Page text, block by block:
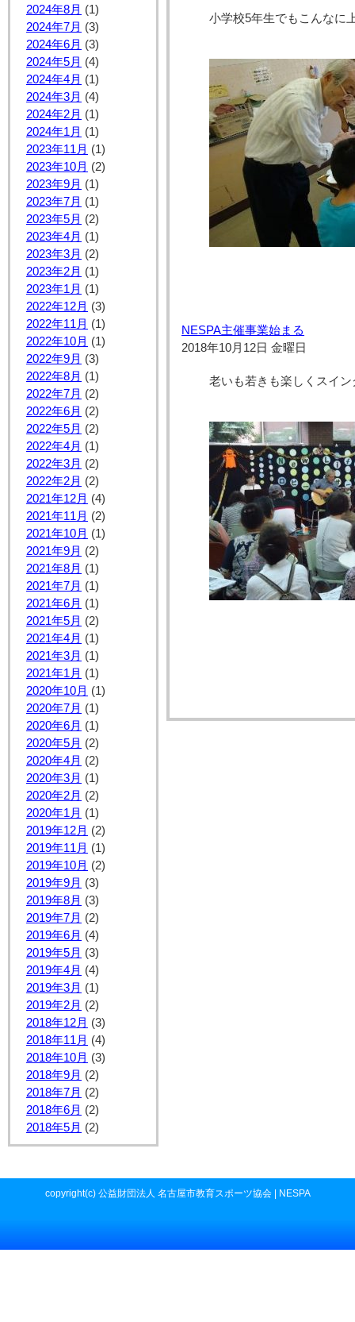
2024年8月 (1)
2024年7月 (3)
2024年6月 (3)
2024年5月 (4)
2024年4月 (1)
2024年3月 (4)
2024年2月 (1)
2024年1月 (1)
2023年11月 (1)
2023年10月 (2)
2023年9月 (1)
2023年7月 (1)
2023年5月 (2)
2023年4月 (1)
2023年3月 (2)
2023年2月 (1)
2023年1月 (1)
2022年12月 (3)
2022年11月 (1)
2022年10月 (1)
2022年9月 (3)
2022年8月 (1)
2022年7月 (2)
2022年6月 (2)
2022年5月 (2)
2022年4月 (1)
2022年3月 (2)
2022年2月 (2)
2021年12月 (4)
2021年11月 (2)
2021年10月 (1)
2021年9月 (2)
2021年8月 (1)
2021年7月 (1)
2021年6月 (1)
2021年5月 (2)
2021年4月 (1)
2021年3月 (1)
2021年1月 (1)
2020年10月 (1)
2020年7月 (1)
2020年6月 (1)
2020年5月 (2)
2020年4月 (2)
2020年3月 (1)
2020年2月 (2)
2020年1月 (1)
2019年12月 (2)
2019年11月 (1)
2019年10月 (2)
2019年9月 (3)
2019年8月 (3)
2019年7月 (2)
2019年6月 (4)
2019年5月 (3)
2019年4月 (4)
2019年3月 (1)
2019年2月 (2)
2018年12月 (3)
2018年11月 (4)
2018年10月 (3)
2018年9月 (2)
2018年7月 (2)
2018年6月 (2)
2018年5月 (2)
小学校5年生でもこんなに
NESPA主催事業始まる
2018年10月12日 金曜日
老いも若きも楽しくスイン
copyright(c) 公益財団法人 名古屋市教育スポーツ協会 | NESPA